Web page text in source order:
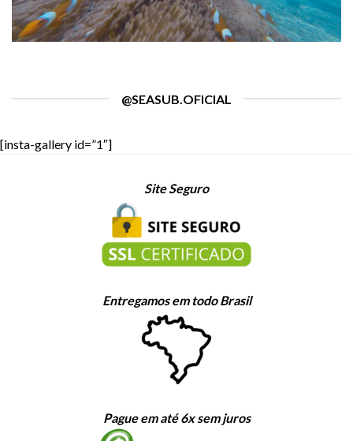
@SEASUB.OFICIAL
[insta-gallery id=”1″]
Site Seguro
Entregamos em todo Brasil
Pague em até 6x sem juros